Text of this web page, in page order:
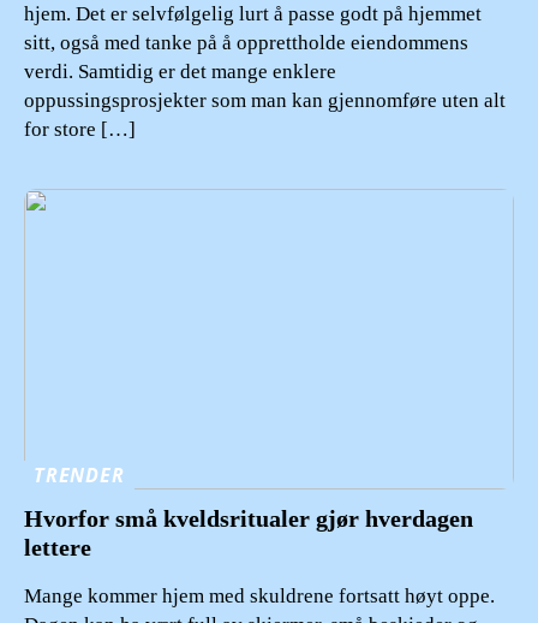
hjem. Det er selvfølgelig lurt å passe godt på hjemmet
sitt, også med tanke på å opprettholde eiendommens
verdi. Samtidig er det mange enklere
oppussingsprosjekter som man kan gjennomføre uten alt
for store […]
TRENDER
Hvorfor små kveldsritualer gjør hverdagen
lettere
Mange kommer hjem med skuldrene fortsatt høyt oppe.